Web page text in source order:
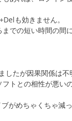
も効きません。
での短い時間の間
たが因果関係は不
トとの相性が悪い
がめちゃくちゃ減